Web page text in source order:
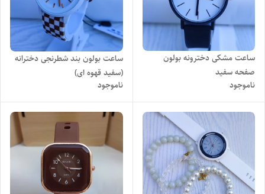
ساعت مشکی دخترونه بولون
صفحه سفید
ناموجود
ساعت بولون بند شطرنجی دخترانه
(سفید قهوه ای)
ناموجود